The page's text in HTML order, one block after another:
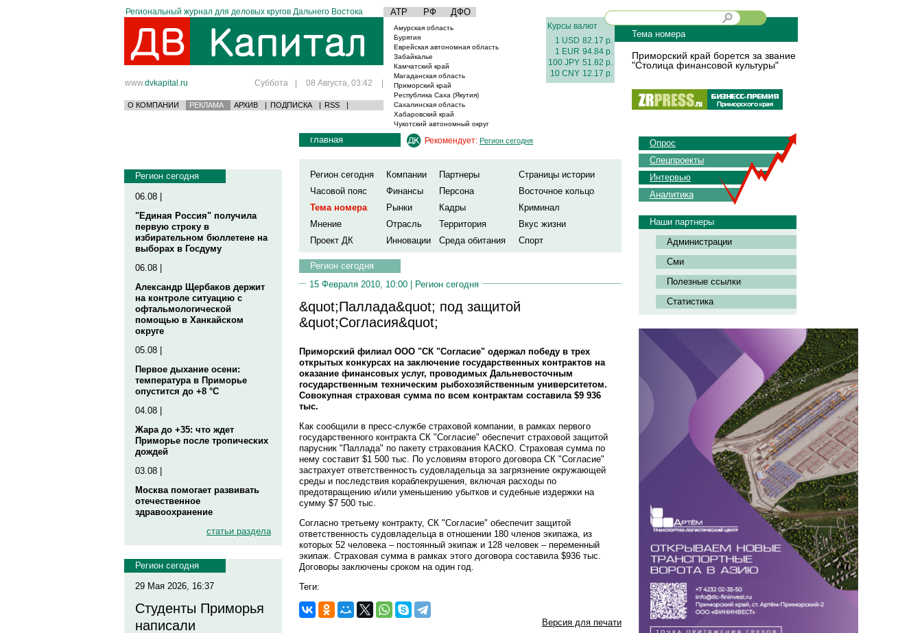
Региональный журнал для деловых кругов Дальнего Востока АТР РФ ДФО
www.dvkapital.ru Суббота | 08 Августа, 03:42 |
О КОМПАНИИ РЕКЛАМА АРХИВ | ПОДПИСКА | RSS |
Амурская область
Бурятия
Еврейская автономная область
Забайкалье
Камчатский край
Магаданская область
Приморский край
Республика Саха (Якутия)
Сахалинская область
Хабаровский край
Чукотский автономный округ
Курсы валют
1 USD 82.17 р.
1 EUR 94.84 р.
100 JPY 51.82 р.
10 CNY 12.17 р.
Тема номера
Приморский край борется за звание
"Столица финансовой культуры"
Регион сегодня
06.08 |
"Единая Россия" получила
первую строку в
избирательном бюллетене на
выборах в Госдуму
06.08 |
Александр Щербаков держит
на контроле ситуацию с
офтальмологической
помощью в Ханкайском
округе
05.08 |
Первое дыхание осени:
температура в Приморье
опустится до +8 °C
04.08 |
Жара до +35: что ждет
Приморье после тропических
дождей
03.08 |
Москва помогает развивать
отечественное
здравоохранение
статьи раздела
Регион сегодня
29 Мая 2026, 16:37
Студенты Приморья
написали
главная Рекомендует: Регион сегодня
Регион сегодня Компании Партнеры
Страницы истории
Часовой пояс
Финансы Персона
Восточное кольцо
Тема номера
Рынки Кадры
Криминал
Мнение
Отрасль Территория
Вкус жизни
Проект ДК
Инновации Среда обитания Спорт
Регион сегодня
15 Февраля 2010, 10:00 | Регион сегодня
&quot;Паллада&quot; под защитой
&quot;Согласия&quot;
Приморский филиал ООО "СК "Согласие" одержал победу в трех
открытых конкурсах на заключение государственных контрактов на
оказание финансовых услуг, проводимых Дальневосточным
государственным техническим рыбохозяйственным университетом.
Совокупная страховая сумма по всем контрактам составила $9 936
тыс.
Как сообщили в пресс-службе страховой компании, в рамках первого
государственного контракта СК "Согласие" обеспечит страховой защитой
парусник "Паллада" по пакету страхования КАСКО. Страховая сумма по
нему составит $1 500 тыс. По условиям второго договора СК "Согласие"
застрахует ответственность судовладельца за загрязнение окружающей
среды и последствия кораблекрушения, включая расходы по
предотвращению и/или уменьшению убытков и судебные издержки на
сумму $7 500 тыс.
Согласно третьему контракту, СК "Согласие" обеспечит защитой
ответственность судовладельца в отношении 180 членов экипажа, из
которых 52 человека – постоянный экипаж и 128 человек – переменный
экипаж. Страховая сумма в рамках этого договора составила $936 тыс.
Договоры заключены сроком на один год.
Теги:
Версия для печати
Опрос
Спецпроекты
Интервью
Аналитика
Наши партнеры
Администрации
Сми
Полезные ссылки
Статистика